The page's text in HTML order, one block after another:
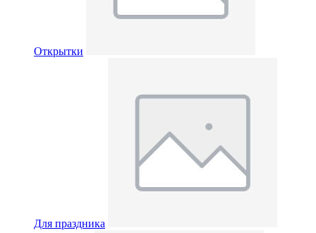
Открытки
Для праздника